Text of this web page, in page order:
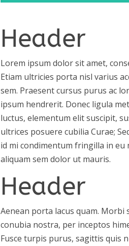
Header
Lorem ipsum dolor sit amet,
Etiam ultricies porta nisl varius
sem. Praesent cursus purus ac
ipsum hendrerit. Donec ligula
luctus, elementum elit suscipit,
ultrices posuere cubilia Curae;
id mi condimentum fringilla in eu
aliquam sem dolor ut mauris.
Header
Aenean porta lacus quam.
conubia nostra, per inceptos
Fusce turpis purus, sagittis quis